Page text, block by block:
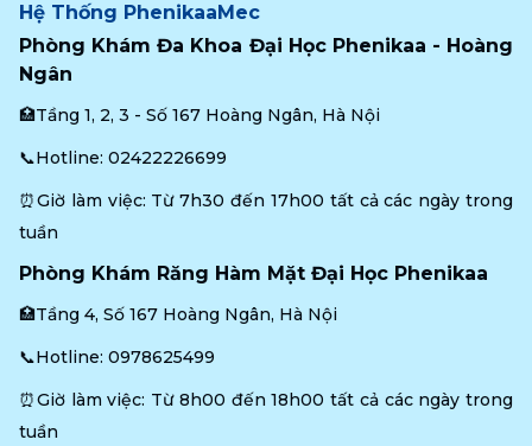
Hệ Thống PhenikaaMec
Phòng Khám Đa Khoa Đại Học Phenikaa - Hoàng
Ngân
🏥Tầng 1, 2, 3 - Số 167 Hoàng Ngân, Hà Nội
📞Hotline: 02422226699
⏰Giờ làm việc: Từ 7h30 đến 17h00 tất cả các ngày trong
tuần
Phòng Khám Răng Hàm Mặt Đại Học Phenikaa
🏥Tầng 4, Số 167 Hoàng Ngân, Hà Nội
📞Hotline: 0978625499
⏰Giờ làm việc: Từ 8h00 đến 18h00 tất cả các ngày trong
tuần